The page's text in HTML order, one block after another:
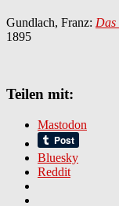
Gundlach, Franz: Das
1895
Teilen mit:
Mastodon
Bluesky
Reddit